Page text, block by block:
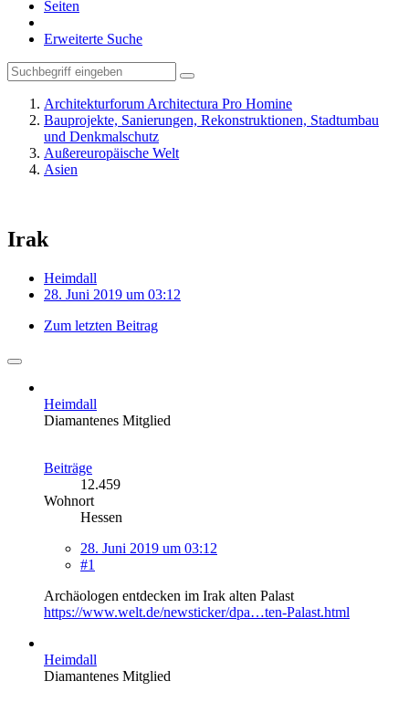
Seiten
Erweiterte Suche
Architekturforum Architectura Pro Homine
Bauprojekte, Sanierungen, Rekonstruktionen, Stadtumbau
und Denkmalschutz
Außereuropäische Welt
Asien
Irak
Heimdall
28. Juni 2019 um 03:12
Zum letzten Beitrag
Heimdall
Diamantenes Mitglied
Beiträge
12.459
Wohnort
Hessen
28. Juni 2019 um 03:12
#1
Archäologen entdecken im Irak alten Palast
https://www.welt.de/newsticker/dpa…ten-Palast.html
Heimdall
Diamantenes Mitglied